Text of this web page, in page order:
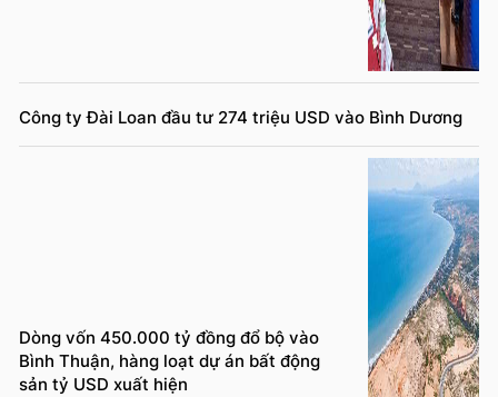
Công ty Đài Loan đầu tư 274 triệu USD vào Bình Dương
Dòng vốn 450.000 tỷ đồng đổ bộ vào
Bình Thuận, hàng loạt dự án bất động
sản tỷ USD xuất hiện